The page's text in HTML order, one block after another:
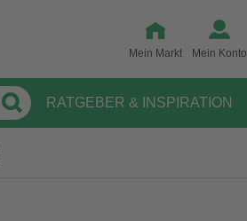
Mein Markt Mein Konto
RATGEBER & INSPIRATION